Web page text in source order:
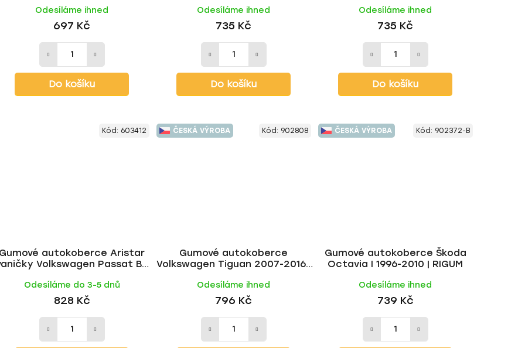
Odesíláme ihned
697 Kč
Do košíku
Odesíláme ihned
735 Kč
Do košíku
Odesíláme ihned
735 Kč
Do košíku
Gumové autokoberce Aristar
Volkswagen Passat B8
Odesíláme do 3-5 dnů
828 Kč
Kód: 603412 ČESKÁ VÝROBA
Gumové autokoberce
Volkswagen Tiguan 2007-2016 |
Odesíláme ihned
796 Kč
Kód: 902808 ČESKÁ VÝROBA
Gumové autokoberce Škoda
Octavia I 1996-2010 | RIGUM
Odesíláme ihned
739 Kč
Kód: 902372-B